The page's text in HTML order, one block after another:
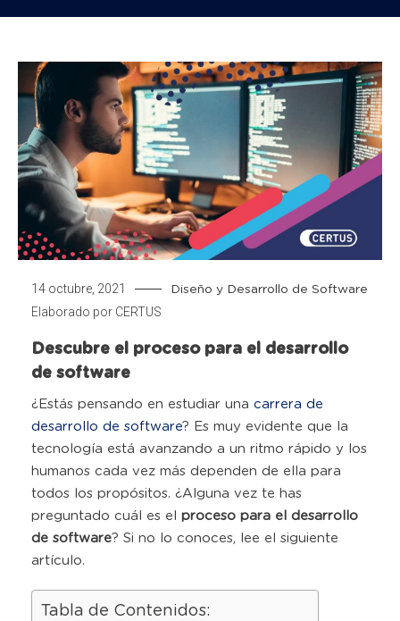
14 octubre, 2021 Diseño y Desarrollo de Software
Elaborado por CERTUS
Descubre el proceso para el desarrollo
de software
¿Estás pensando en estudiar una carrera de
desarrollo de software? Es muy evidente que la
tecnología está avanzando a un ritmo rápido y los
humanos cada vez más dependen de ella para
todos los propósitos. ¿Alguna vez te has
preguntado cuál es el proceso para el desarrollo
de software? Si no lo conoces, lee el siguiente
artículo.
Tabla de Contenidos: